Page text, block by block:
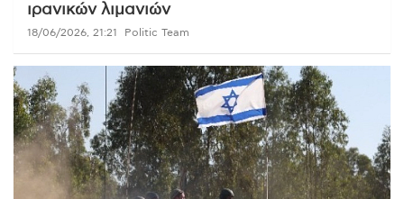
ιρανικών λιμανιών
18/06/2026, 21:21 Politic Team